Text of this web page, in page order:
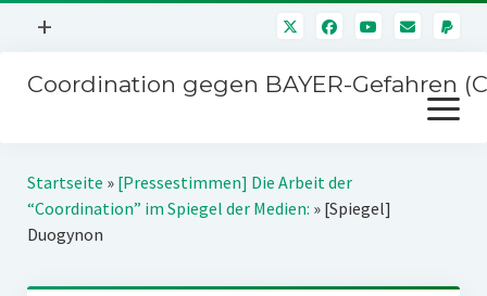
Menü
+
Mitmachen
Über uns
Kontakt
Impressum
Coordination gegen BAYER-Gefahren
Menü
öffnen
Kampagnen
Startseite » [Pressestimmen] Die Arbeit der
“Coordination” im Spiegel der Medien: » [Spiegel]
Duogynon